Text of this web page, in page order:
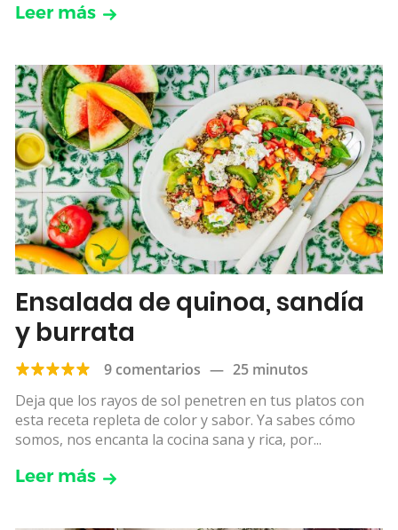
Leer más
Ensalada de quinoa, sandía
y burrata
9 comentarios — 25 minutos
Deja que los rayos de sol penetren en tus platos con
esta receta repleta de color y sabor. Ya sabes cómo
somos, nos encanta la cocina sana y rica, por...
Leer más